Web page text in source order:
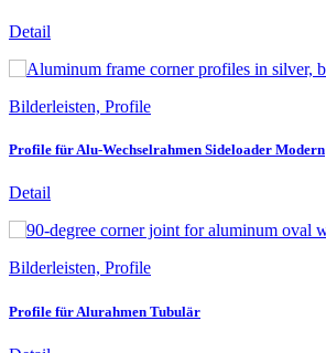
Detail
Bilderleisten, Profile
Profile für Alu-Wechselrahmen Sideloader Modern
Detail
Bilderleisten, Profile
Profile für Alurahmen Tubulär